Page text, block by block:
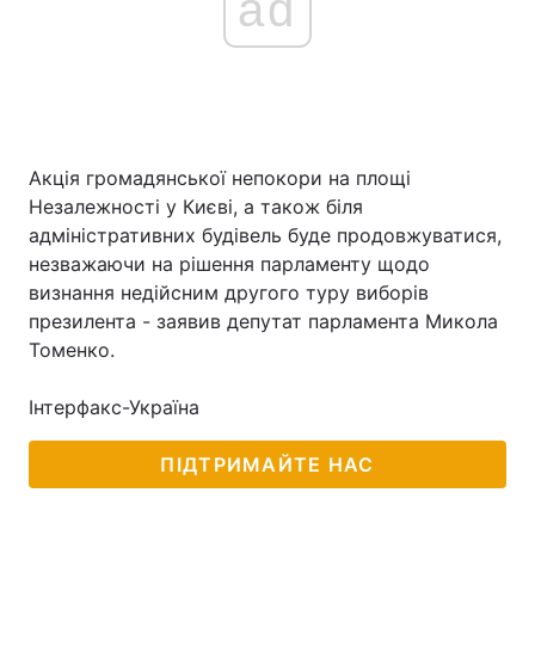
Акція громадянської непокори на площі
Незалежності у Києві, а також біля
адміністративних будівель буде продовжуватися,
незважаючи на рішення парламенту щодо
визнання недійсним другого туру виборів
презилента - заявив депутат парламента Микола
Томенко.
Інтерфакс-Україна
ПІДТРИМАЙТЕ НАС